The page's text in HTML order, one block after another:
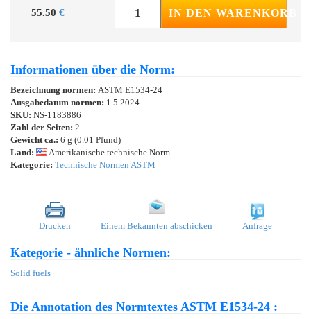
55.50 € IN DEN WARENKORB
Informationen über die Norm:
Bezeichnung normen: ASTM E1534-24
Ausgabedatum normen: 1.5.2024
SKU: NS-1183886
Zahl der Seiten: 2
Gewicht ca.: 6 g (0.01 Pfund)
Land:
Amerikanische technische Norm
Kategorie: Technische Normen ASTM
Drucken Einem Bekannten abschicken Anfrage
Kategorie - ähnliche Normen:
Solid fuels
Die Annotation des Normtextes ASTM E1534-24 :